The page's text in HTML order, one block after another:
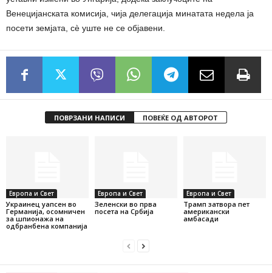
Венецијанската комисија, чија делегација минатата недела ја
посети земјата, сè уште не се објавени.
ПОВРЗАНИ НАПИСИ ПОВЕЌЕ ОД АВТОРОТ
Европа и Свет
Украинец уапсен во
Германија, осомничен
за шпионажа на
одбранбена компанија
Европа и Свет
Зеленски во прва
посета на Србија
Европа и Свет
Трамп затвора пет
американски
амбасади